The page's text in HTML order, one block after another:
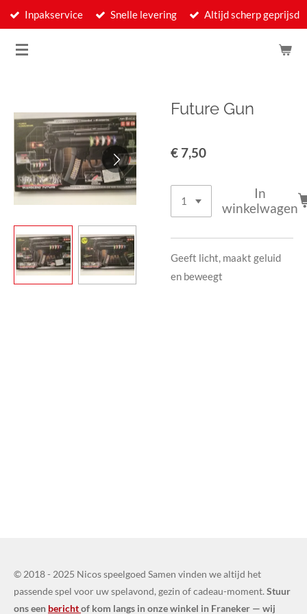
Ga
naar
Inpakservice Snelle levering Altijd scherp geprijsd
Future Gun
€ 7,50
In
winkelwagen
Geeft licht, maakt geluid
en beweegt
© 2018 - 2025 Nicos speelgoed Samen vinden we altijd het
passende spel voor uw spelavond, gezin of cadeau-moment. Stuur
ons een berichtof kom langs in onze winkel in Franeker — wij